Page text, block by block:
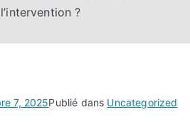
?
7, 2025Publié dans Uncategorized